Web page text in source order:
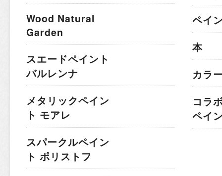
Wood Natural
Garden
スエードペイント
バルレンナ
メタリックペイン
ト モアレ
スパークルペイン
ト ポリストフ
ペイ
本
カラ
コラ
ペイ